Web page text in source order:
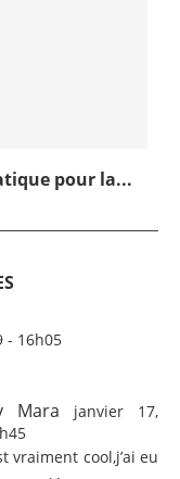
pour la...
- 16h05
Mara
janvier 17,
vraiment cool,j’ai eu